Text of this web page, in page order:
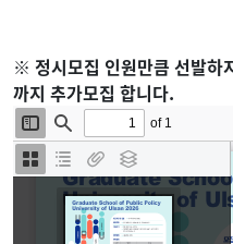
※ 정시모집 인원만큼 선발하
까지 추가모집 합니다.